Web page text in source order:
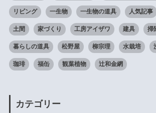
リビング 一生物 一生物の道具 人気記事
土間 家づくり 工房アイザワ 建具 掃
暮らしの道具 松野屋 柳宗理 水栽培
珈琲 福缶 観葉植物 辻和金網
カテゴリー